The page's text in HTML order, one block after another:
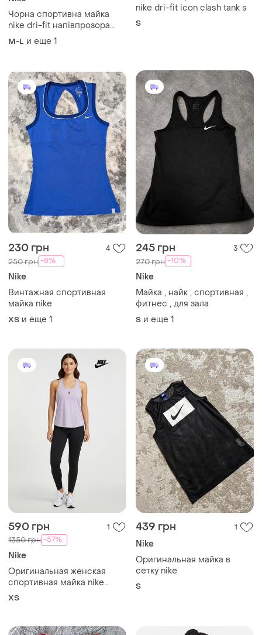
Чорна спортивна майка
nike dri-fit напівпрозора
майка nike спортивна
майка жіноча тонка майка
M-L и еще 1
nike dri-fit icon clash tank s
S
230 грн 4
250 грн -8%
Nike
Винтажная спортивная
майка nike
ХS и еще 1
245 грн 3
270 грн -10%
Nike
Майка , найк , спортивная ,
фитнес , для зала
S и еще 1
590 грн 1
1350 грн -57%
Nike
Оригинальная женская
спортивная майка nike
размер xs фиалковая
pro про футболка running
ХS
439 грн 1
Nike
Оригинальная майка в
сетку nike
S